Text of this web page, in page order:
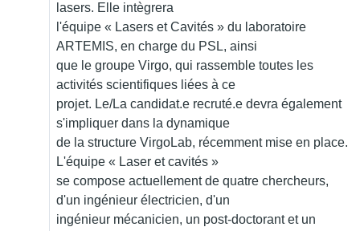
lasers. Elle intègrera
l'équipe « Lasers et Cavités » du laboratoire
ARTEMIS, en charge du PSL, ainsi
que le groupe Virgo, qui rassemble toutes les
activités scientifiques liées à ce
projet. Le/La candidat.e recruté.e devra également
s'impliquer dans la dynamique
de la structure VirgoLab, récemment mise en place.
L'équipe « Laser et cavités »
se compose actuellement de quatre chercheurs,
d'un ingénieur électricien, d'un
ingénieur mécanicien, un post-doctorant et un